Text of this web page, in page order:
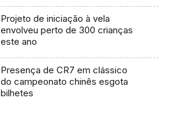
Projeto de iniciação à vela
envolveu perto de 300 crianças
este ano
Presença de CR7 em clássico
do campeonato chinês esgota
bilhetes